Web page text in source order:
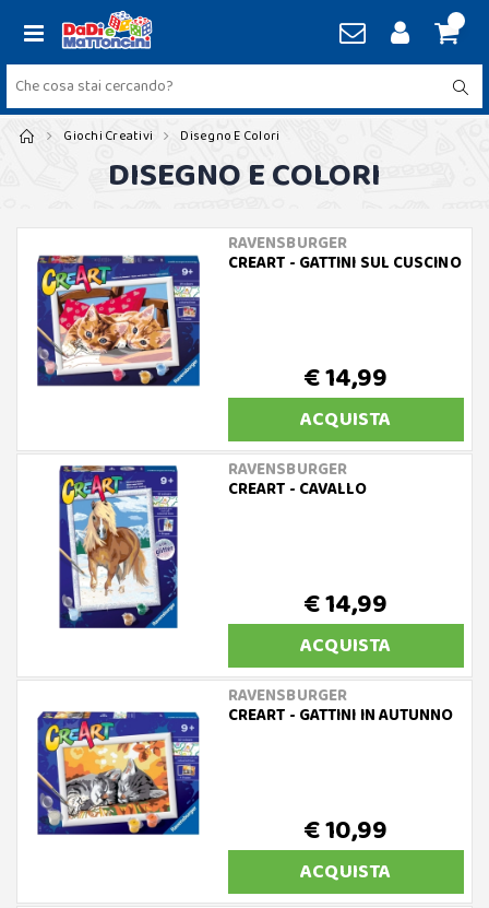
Giochi Creativi Disegno E Colori
DISEGNO E COLORI
RAVENSBURGER
CREART - GATTINI SUL CUSCINO
€ 14,99
ACQUISTA
RAVENSBURGER
CREART - CAVALLO
€ 14,99
ACQUISTA
RAVENSBURGER
CREART - GATTINI IN AUTUNNO
€ 10,99
ACQUISTA